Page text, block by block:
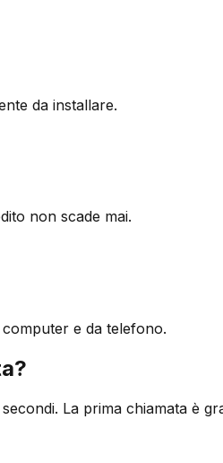
da installare.
non scade mai.
e da telefono.
La prima chiamata è